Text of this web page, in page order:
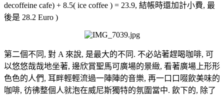
decoffeine cafe) + 8.5( ice coffee ) = 23.9, 結帳時還加計小費, 最
後是 28.2 Euro )
第二個不同, 對 A 來說, 是最大的不同. 不必站著趕喝咖啡, 可
以悠悠哉哉地坐著, 邊欣賞聖馬可廣場的景緻, 看著廣場上形形
色色的人們, 耳畔輕輕流過一陣陣的音樂, 再一口口啜飲美味的
咖啡, 彷彿整個人就泡在威尼斯獨特的氛圍當中. 飲下的, 除了